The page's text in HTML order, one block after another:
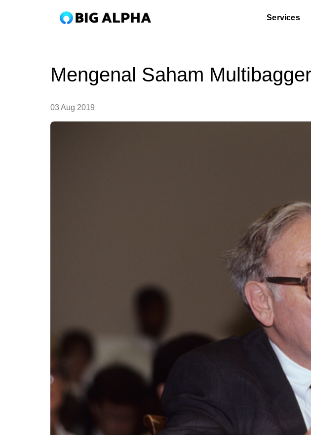
Services
Mengenal Saham Multibagger
03 Aug 2019